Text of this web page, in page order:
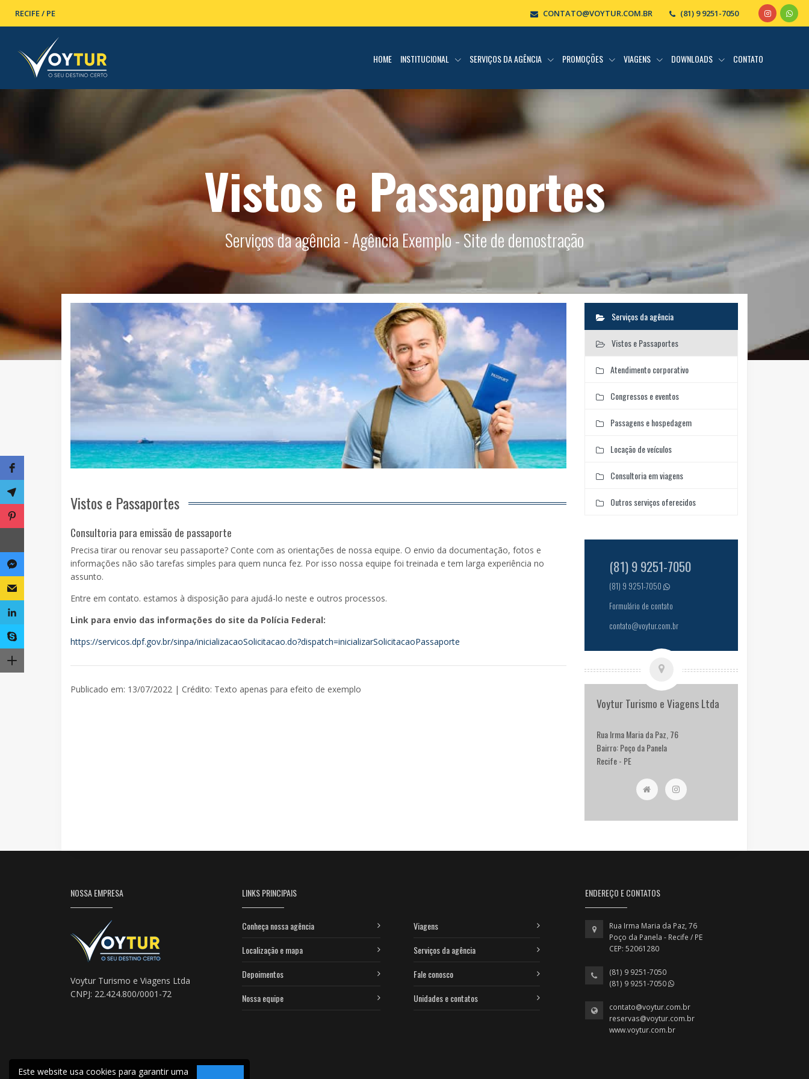
RECIFE / PE CONTATO@VOYTUR.COM.BR (81) 9 9251-7050
HOME INSTITUCIONAL SERVIÇOS DA AGÊNCIA PROMOÇÕES VIAGENS DOWNLOADS CONTATO
Vistos e Passaportes
Serviços da agência - Agência Exemplo - Site de demostração
Vistos e Passaportes
Consultoria para emissão de passaporte
Precisa tirar ou renovar seu passaporte? Conte com as orientações de nossa equipe. O envio da documentação, fotos e
informações não são tarefas simples para quem nunca fez. Por isso nossa equipe foi treinada e tem larga experiência no
assunto.
Entre em contato. estamos à disposição para ajudá-lo neste e outros processos.
Link para envio das informações do site da Polícia Federal:
https://servicos.dpf.gov.br/sinpa/inicializacaoSolicitacao.do?dispatch=inicializarSolicitacaoPassaporte
Publicado em: 13/07/2022 | Crédito: Texto apenas para efeito de exemplo
Serviços da agência
Vistos e Passaportes
Atendimento corporativo
Congressos e eventos
Passagens e hospedagem
Locação de veículos
Consultoria em viagens
Outros serviços oferecidos
(81) 9 9251-7050
(81) 9 9251-7050
Formulário de contato
contato@voytur.com.br
Voytur Turismo e Viagens Ltda
Rua Irma Maria da Paz, 76
Bairro: Poço da Panela
Recife - PE
NOSSA EMPRESA
Voytur Turismo e Viagens Ltda
CNPJ: 22.424.800/0001-72
LINKS PRINCIPAIS
Conheça nossa agência
Localização e mapa
Depoimentos
Nossa equipe
Viagens
Serviços da agência
Fale conosco
Unidades e contatos
ENDEREÇO E CONTATOS
Rua Irma Maria da Paz, 76
Poço da Panela - Recife / PE
CEP: 52061280
(81) 9 9251-7050
(81) 9 9251-7050
contato@voytur.com.br
reservas@voytur.com.br
www.voytur.com.br
Este website usa cookies para garantir uma